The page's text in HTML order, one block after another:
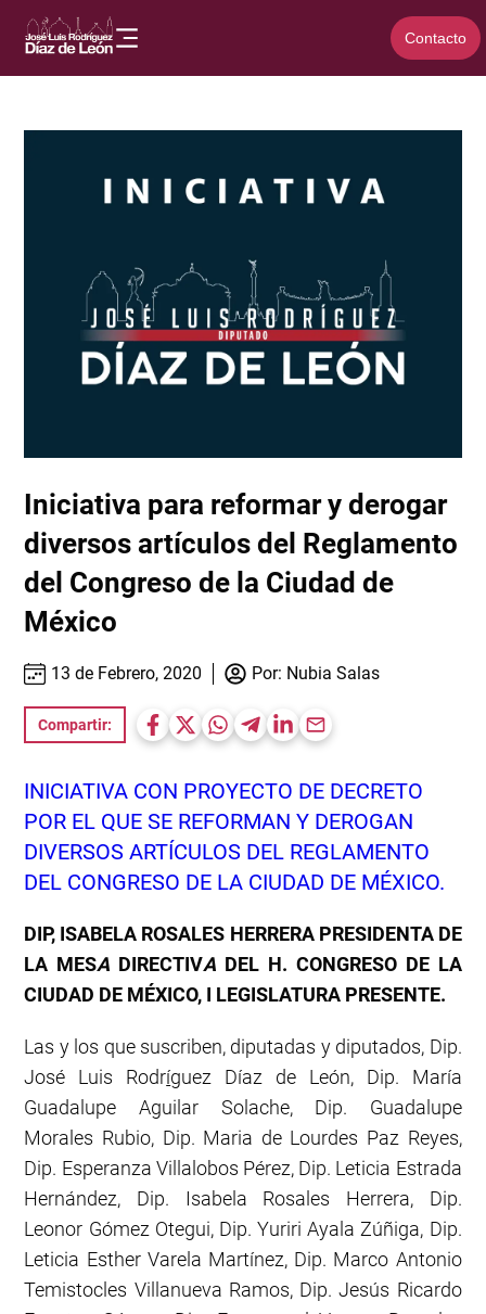
Contacto
Iniciativa para reformar y derogar
diversos artículos del Reglamento
del Congreso de la Ciudad de
México
13 de Febrero, 2020 Por: Nubia Salas
Compartir:
INICIATIVA CON PROYECTO DE DECRETO
POR EL QUE SE REFORMAN Y DEROGAN
DIVERSOS ARTÍCULOS DEL REGLAMENTO
DEL CONGRESO DE LA CIUDAD DE MÉXICO.
DIP, ISABELA ROSALES HERRERA PRESIDENTA DE
LA MESA DIRECTIVA DEL H. CONGRESO DE LA
CIUDAD DE MÉXICO, I LEGISLATURA PRESENTE.
Las y los que suscriben, diputadas y diputados, Dip.
José Luis Rodríguez Díaz de León, Dip. María
Guadalupe Aguilar Solache, Dip. Guadalupe
Morales Rubio, Dip. Maria de Lourdes Paz Reyes,
Dip. Esperanza Villalobos Pérez, Dip. Leticia Estrada
Hernández, Dip. Isabela Rosales Herrera, Dip.
Leonor Gómez Otegui, Dip. Yuriri Ayala Zúñiga, Dip.
Leticia Esther Varela Martínez, Dip. Marco Antonio
Temistocles Villanueva Ramos, Dip. Jesús Ricardo